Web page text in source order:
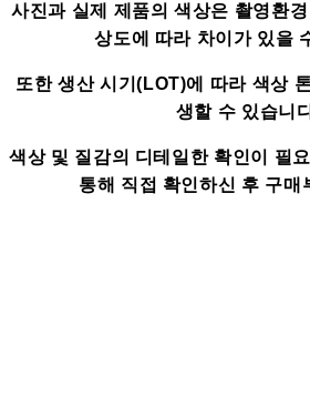
사진과 실제 제품의 색상은 촬영환
상도에 따라 차이가 있을
또한 생산 시기(LOT)에 따라 색상
생할 수 있습니
색상 및 질감의 디테일한 확인이 필
통해 직접 확인하신 후 구매